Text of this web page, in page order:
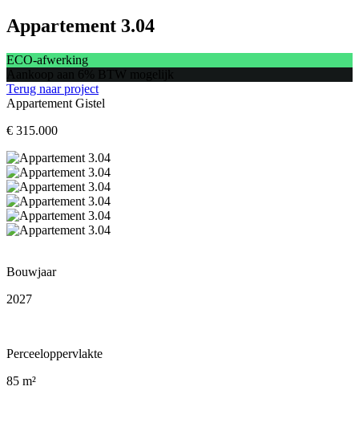
Appartement 3.04
ECO-afwerking
Aankoop aan 6% BTW mogelijk
Terug naar project
Appartement Gistel
€ 315.000
Bouwjaar
2027
Perceeloppervlakte
85 m²